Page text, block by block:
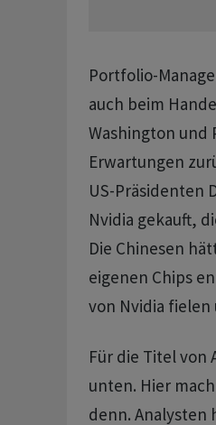
Portfolio-
auch beim
Washington und
Erwartungen
US-Präsidenten
Nvidia gekauft,
Die Chinesen
eigenen Chips
von Nvidia fielen
Für die Titel von
unten. Hier
denn. Analysten